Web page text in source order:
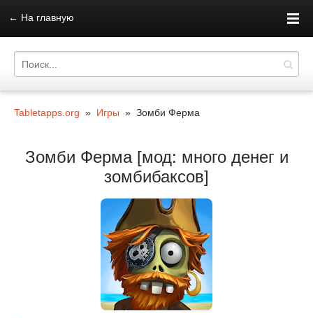
← На главную
Tabletapps.org » Игры » Зомби Ферма
Зомби Ферма [мод: много денег и
зомбибаксов]